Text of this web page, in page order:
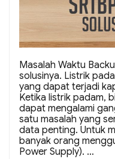
Masalah Waktu
solusinya. Listrik
yang dapat terjadi
Ketika listrik padam,
dapat mengalami
satu masalah yang
data penting. Untuk
banyak orang
Power Supply). …